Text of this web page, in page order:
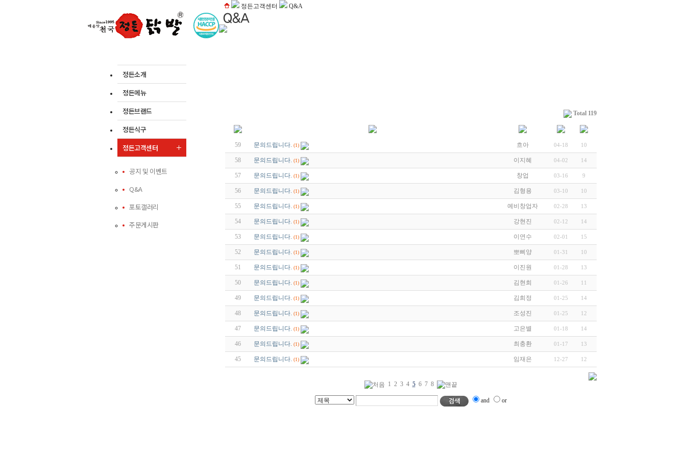
정든소개
정든메뉴
정든브랜드
정든식구
정든고객센터
공지 및 이벤트
Q&A
포토갤러리
주문게시판
정든고객센터 Q&A
Total 119
59 문의드립니다. (1) 흐아 04-18 10
58 문의드립니다. (1) 이지혜 04-02 14
57 문의드립니다. (1) 창업 03-16 9
56 문의드립니다. (1) 김형용 03-10 10
55 문의드립니다. (1) 예비창업자 02-28 13
54 문의드립니다. (1) 강현진 02-12 14
53 문의드립니다. (1) 이연수 02-01 15
52 문의드립니다. (1) 뽀삐양 01-31 10
51 문의드립니다. (1) 이진원 01-28 13
50 문의드립니다. (1) 김현희 01-26 11
49 문의드립니다. (1) 김희정 01-25 14
48 문의드립니다. (1) 조성진 01-25 12
47 문의드립니다. (1) 고은별 01-18 14
46 문의드립니다. (1) 최충환 01-17 13
45 문의드립니다. (1) 임재은 12-27 12
1 2 3 4 5 6 7 8
and or